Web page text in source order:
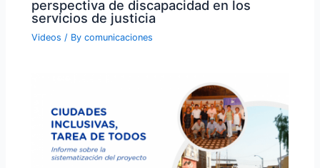
perspectiva de discapacidad en los
servicios de justicia
Videos / Bycomunicaciones